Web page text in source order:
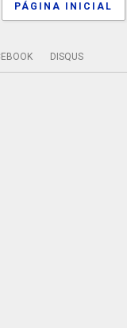
PÁGINA INICIAL
DISQUS